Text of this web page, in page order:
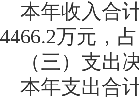
本年收入合
4466.2万元，占
（三）支出
本年支出合